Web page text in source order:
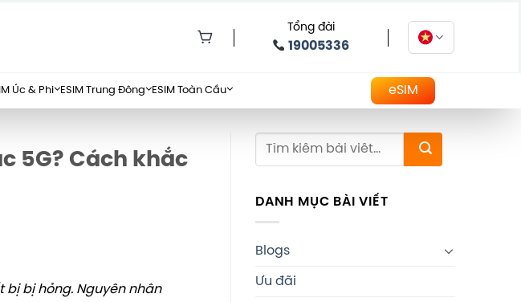
Tổng đài
19005336
Úc & Phi ESIM Trung Đông ESIM Toàn Cầu eSIM
5G? Cách khắc
bị hỏng. Nguyên nhân
DANH MỤC BÀI VIẾT
Blogs
Ưu đãi